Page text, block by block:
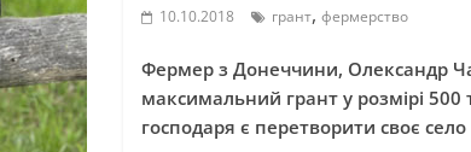
10.10.2018 грант, фермерство
Фермер з Донеччини, Олександр
максимальний грант у розмірі
господаря є перетворити своє